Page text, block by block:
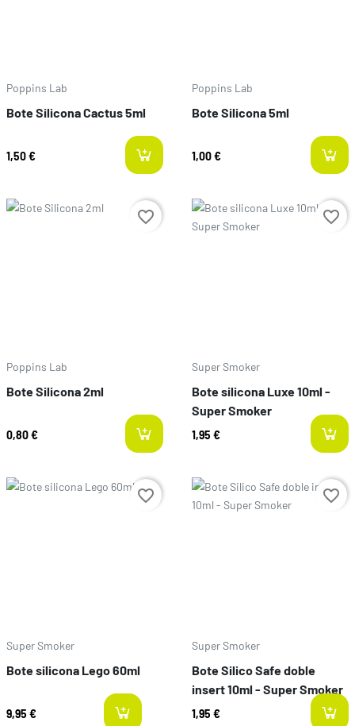
Poppins Lab
Bote Silicona Cactus 5ml
1,50 €
Poppins Lab
Bote Silicona 5ml
1,00 €
Preço
Poppins Lab
Bote Silicona 2ml
0,80 €
favorite_border Preço
Super Smoker
Bote silicona Luxe 10ml -
Super Smoker
1,95 €
favorite_border
Preço
Super Smoker
Bote silicona Lego 60ml
9,95 € last-items
favorite_border Preço
Super Smoker
Bote Silico Safe doble
insert 10ml - Super Smoker
1,95 €
favorite_border